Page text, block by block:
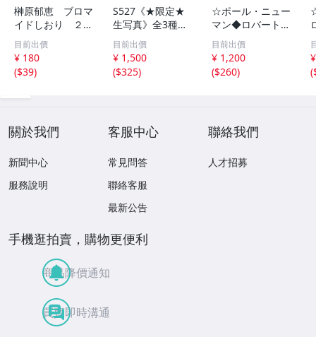
榊原郁恵 ブロマ
イドしおり ２枚
組 レトロ 送料
１１０円 未開封
目前出價
¥ 180
($39)
S527《★限定★
生写真》全3種セ
ット【井口裕香】
FLASH（フラッシ
ュ）2026年8月18
日・25日合併号
目前出價
¥ 1,500
($325)
☆ポール・ニュー
マン◆ロバート・
レッドフォード◆
サイン入り写真◆
30x20㎝☆
目前出價
¥ 1,200
($260)
(
關於我們
新聞中心
服務說明
客服中心
常見問答
聯絡客服
最新公告
聯絡我們
人才招募
手機逛拍賣，購物更便利
商品降價通知
買賣即時溝通